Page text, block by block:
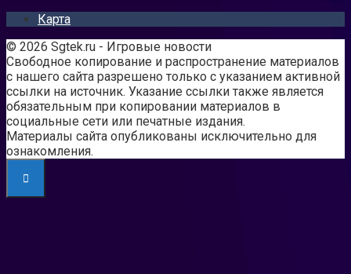
Карта
© 2026 Sgtek.ru - Игровые новости
Свободное копирование и распространение материалов
с нашего сайта разрешено только с указанием активной
ссылки на источник. Указание ссылки также является
обязательным при копировании материалов в
социальные сети или печатные издания.
Материалы сайта опубликованы исключительно для
ознакомления.